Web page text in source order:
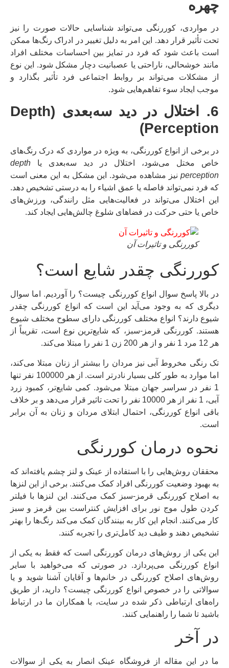
چهره
در مواردی، کوررنگی می‌تواند شناسایی حالات صورت را نیز
تحت تأثیر قرار دهد. این امر به دلیل تغییر در ادراک رنگ‌ها ممکن
است باعث شود که فرد در تمایز بین احساسات مختلف افراد
مانند خوشحالی، ناراحتی یا عصبانیت دچار مشکل شود. این نوع
از مشکلات می‌تواند بر روابط اجتماعی فرد تأثیر بگذارد و
موجب ایجاد سوء تفاهم‌هایی شود.
6. اختلال در دید سه‌بعدی (Depth
Perception)
در برخی از انواع کوررنگی، به ویژه در مواردی که درک رنگ‌های
خاص مختل می‌شود، اختلال در دید سه‌بعدی یاdepth
perceptionنیز مشاهده می‌شود. این مشکل به این معنی است
که فرد نمی‌تواند فاصله یا عمق اشیاء را به درستی تشخیص دهد.
این اختلال می‌تواند در فعالیت‌هایی مثل رانندگی، ورزش‌های
خاص یا حتی حرکت در فضاهای شلوغ چالش‌هایی ایجاد کند.
کوررنگی و تاثیرات آن
کوررنگی چقدر شایع است؟
در بالا پاسخ سوال انواع کوررنگی چیست؟ را آوردیم. اما سوال
دیگری که به وجود می‌آید این است که انواع کوررنگی چقدر
شیوع دارند؟ انواع مختلف کوررنگی دارای سطوح مختلف شیوع
هستند. کوررنگی قرمز-سبز، که شایع‌ترین نوع است، تقریباً از
هر 12 مرد 1 نفر و از هر 200 زن 1 نفر را مبتلا می‌کند.
تک رنگی مخروط آبی نیز مردان را بیشتر از زنان مبتلا می‌کند،
اما موارد به طور کلی بسیار نادرتر است. از هر 100000 نفر تنها
1 نفر در سراسر جهان مبتلا می‌شود. کمی شایع‌تر، کمبود زرد
آبی، 1 نفر از هر 10000 نفر را تحت تاثیر قرار می‌دهد و بر خلاف
باقی انواع کوررنگی، احتمال ابتلای مردان و زنان به آن برابر
است.
نحوه درمان کوررنگی
محققان روش‌هایی را با استفاده از عینک و لنز چشم یافته‌اند که
به بهبود وضعیت کوررنگی افراد کمک می‌کنند. برخی از این لنزها
به اصلاح کوررنگی قرمز-سبز کمک می‌کنند. این لنزها با فیلتر
کردن طول موج نور برای افزایش کنتراست بین قرمز و سبز
کار می‌کنند. انجام این کار به بینندگان کمک می‌کند رنگ‌ها را بهتر
تشخیص دهند و طیف دید کامل‌تری را تجربه کنند.
این یکی از روش‌های درمان کوررنگی است که فقط به یکی از
انواع کوررنگی می‌پردازد. در صورتی که می‌خواهید با سایر
روش‌های اصلاح کوررنگی در خانم‌ها و آقایان آشنا شوید و یا
سوالاتی را در خصوص انواع کوررنگی چیست؟ دارید، از طریق
راه‌های ارتباطی ذکر شده در سایت، با همکاران ما در ارتباط
باشید تا شما را راهنمایی کنند.
در آخر
ما در این مقاله از فروشگاه عینک انصار به یکی از سوالات